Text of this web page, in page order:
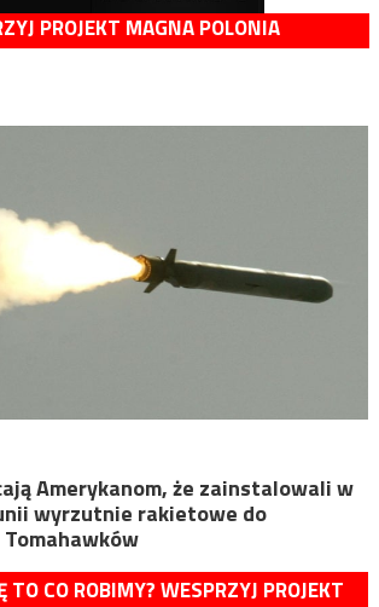
PROJEKT MAGNA POLONIA
Amerykanom, że zainstalowali w
wyrzutnie rakietowe do
TO CO ROBIMY? WESPRZYJ PROJEKT